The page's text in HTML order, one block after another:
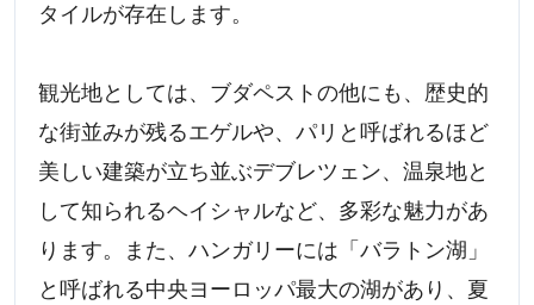
タイルが存在します。
観光地としては、ブダペストの他にも、歴史的
な街並みが残るエゲルや、パリと呼ばれるほど
美しい建築が立ち並ぶデブレツェン、温泉地と
して知られるヘイシャルなど、多彩な魅力があ
ります。また、ハンガリーには「バラトン湖」
と呼ばれる中央ヨーロッパ最大の湖があり、夏